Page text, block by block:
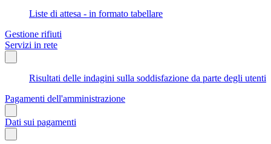
Liste di attesa - in formato tabellare
Gestione rifiuti
Servizi in rete
Risultati delle indagini sulla soddisfazione da parte degli utenti
Pagamenti dell'amministrazione
Dati sui pagamenti